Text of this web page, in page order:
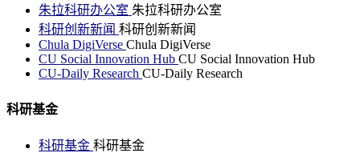
朱拉科研办公室 朱拉科研办公室
科研创新新闻 科研创新新闻
Chula DigiVerse Chula DigiVerse
CU Social Innovation Hub CU Social Innovation Hub
CU-Daily Research CU-Daily Research
科研基金
科研基金 科研基金